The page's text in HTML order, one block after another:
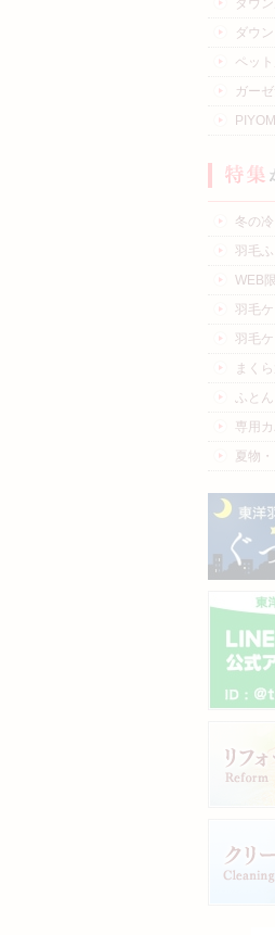
ダウ
ダウ
ペッ
ガー
冬の
羽毛
WEB
羽毛
羽毛
まく
ふと
専用
夏物